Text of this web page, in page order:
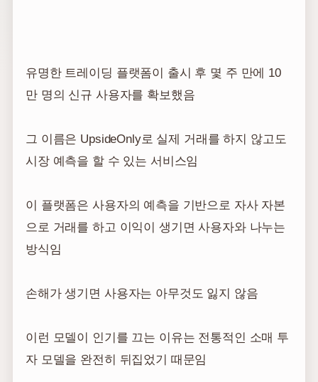
유명한 트레이딩 플랫폼이 출시 후 몇 주 만에 10
만 명의 신규 사용자를 확보했음
그 이름은 UpsideOnly로 실제 거래를 하지 않고도
시장 예측을 할 수 있는 서비스임
이 플랫폼은 사용자의 예측을 기반으로 자사 자본
으로 거래를 하고 이익이 생기면 사용자와 나누는
방식임
손해가 생기면 사용자는 아무것도 잃지 않음
이런 모델이 인기를 끄는 이유는 전통적인 소매 투
자 모델을 완전히 뒤집었기 때문임